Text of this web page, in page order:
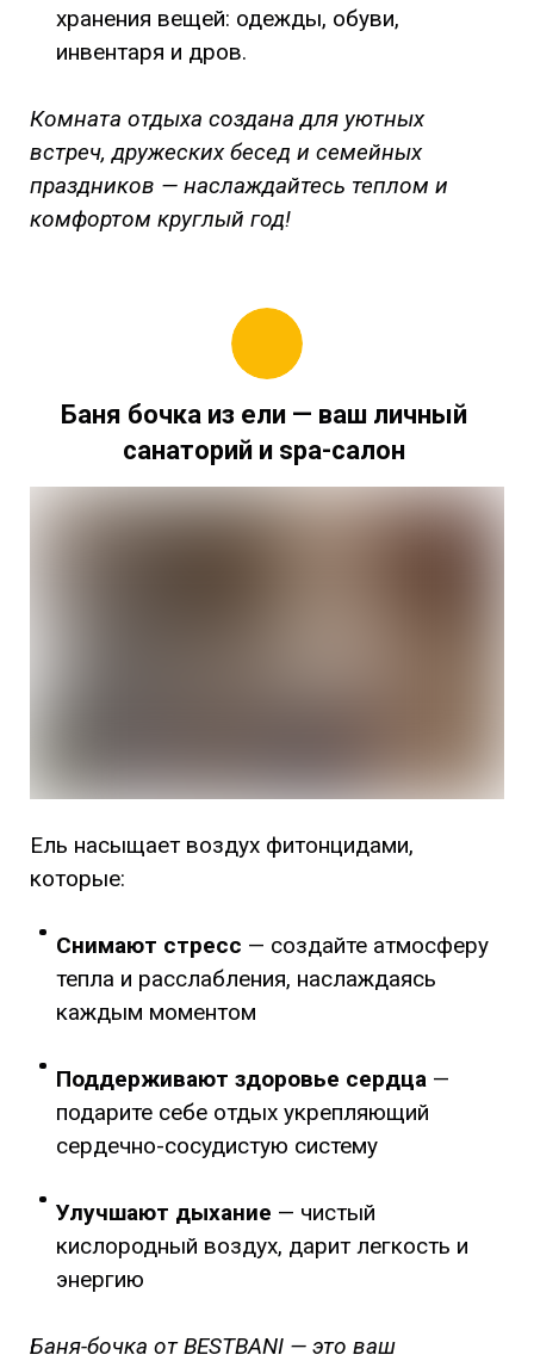
хранения вещей: одежды, обуви,
инвентаря и дров.
Комната отдыха создана для уютных
встреч, дружеских бесед и семейных
праздников — наслаждайтесь теплом и
комфортом круглый год!
Баня бочка из ели — ваш личный
санаторий и spa-салон
Ель насыщает воздух фитонцидами,
которые:
Снимают стресс — создайте атмосферу
тепла и расслабления, наслаждаясь
каждым моментом
Поддерживают здоровье сердца —
подарите себе отдых укрепляющий
сердечно-сосудистую систему
Улучшают дыхание — чистый
кислородный воздух, дарит легкость и
энергию
Баня-бочка от BESTBANI — это ваш